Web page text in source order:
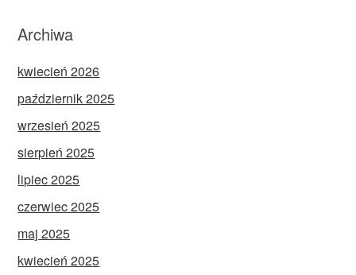
Archiwa
kwiecień 2026
październik 2025
wrzesień 2025
sierpień 2025
lipiec 2025
czerwiec 2025
maj 2025
kwiecień 2025